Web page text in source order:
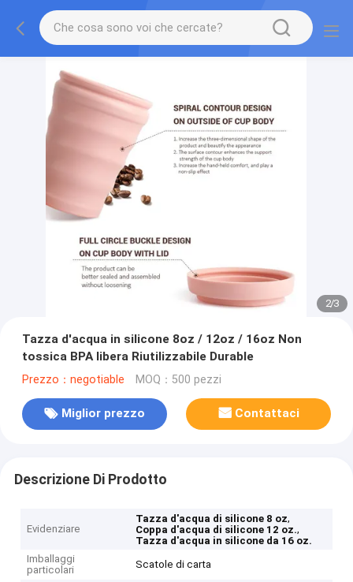
2/3
Tazza d'acqua in silicone 8oz / 12oz / 16oz Non
tossica BPA libera Riutilizzabile Durable
Prezzo：negotiable MOQ：500 pezzi
Miglior prezzo Contattaci
Descrizione Di Prodotto
Evidenziare
Tazza d'acqua di silicone 8 oz,
Coppa d'acqua di silicone 12 oz.,
Tazza d'acqua in silicone da 16 oz.
Imballaggi
particolari
Scatole di carta